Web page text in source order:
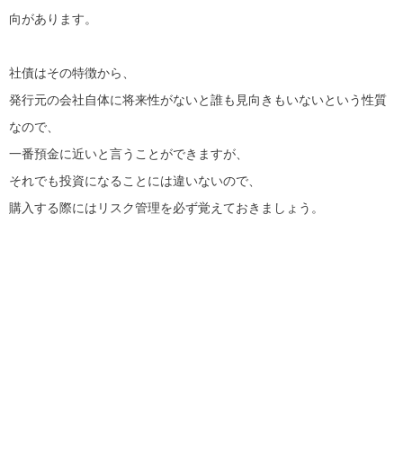
向があります。
社債はその特徴から、
発行元の会社自体に将来性がないと誰も見向きもいないという性質
なので、
一番預金に近いと言うことができますが、
それでも投資になることには違いないので、
購入する際にはリスク管理を必ず覚えておきましょう。